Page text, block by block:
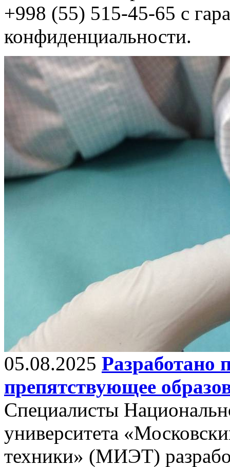
+998 (55) 515-45-65 с
конфиденциальности.
05.08.2025 Разработано
препятствующее
Специалисты
университета
техники» (МИЭТ)